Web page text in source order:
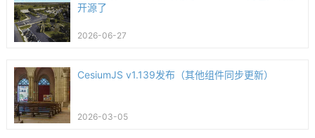
开源了
2026-06-27
CesiumJS v1.139发布（其他组件同步更新）
2026-03-05